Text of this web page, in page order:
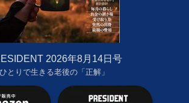
2026年8月14日号
ひとりで生きる老後の「正解」